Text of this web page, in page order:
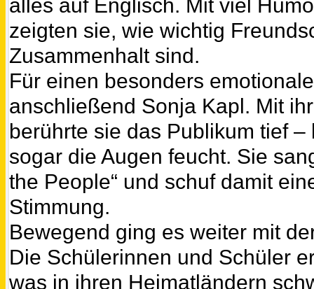
alles auf Englisch. Mit viel
zeigten sie, wie wichtig
Zusammenhalt sind.
Für einen besonders
anschließend Sonja Kapl. Mit
berührte sie das Publikum tief
sogar die Augen feucht. Sie
the People“ und schuf damit
Stimmung.
Bewegend ging es weiter mit
Die Schülerinnen und Schüler
was in ihren Heimatländern